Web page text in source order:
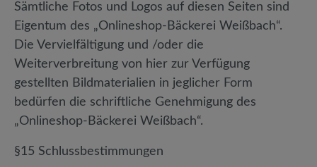
Sämtliche Fotos und Logos auf diesen Seiten sind
Eigentum des „Onlineshop-Bäckerei Weißbach“.
Die Vervielfältigung und /oder die
Weiterverbreitung von hier zur Verfügung
gestellten Bildmaterialien in jeglicher Form
bedürfen die schriftliche Genehmigung des
„Onlineshop-Bäckerei Weißbach“.
§15 Schlussbestimmungen